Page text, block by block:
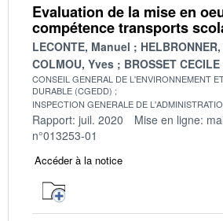
Evaluation de la mise en
compétence transports
LECONTE, Manuel
COLMOU, Yves
BROSSET CECILE
CONSEIL GENERAL DE L'ENVIRONNEMENT
DURABLE (CGEDD)
INSPECTION GENERALE DE
Rapport: juil. 2020 Mise en ligne:
n°013253-01
Accéder à la notice